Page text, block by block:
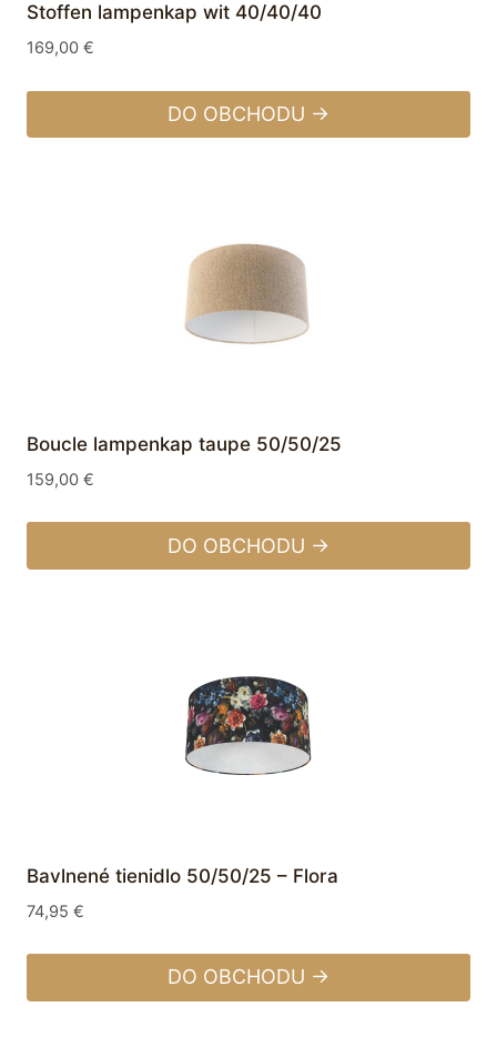
Stoffen lampenkap wit 40/40/40
169,00 €
DO OBCHODU →
Boucle lampenkap taupe 50/50/25
159,00 €
DO OBCHODU →
Bavlnené tienidlo 50/50/25 – Flora
74,95 €
DO OBCHODU →